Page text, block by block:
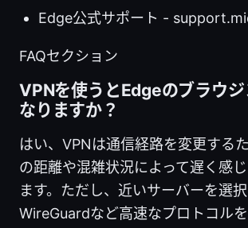
Edge公式サポート -
FAQセクション
VPNを使うとEdgeのブラウジ
なりますか？
はい、VPNは通信経路を変更する
の距離や混雑状況によって遅く感
ます。ただし、近いサーバーを選択
WireGuardなど高速なプロトコル